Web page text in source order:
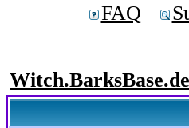
FAQ